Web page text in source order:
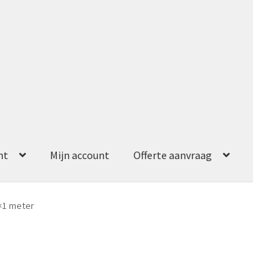
Mijn account Offerte aanvraag
meter